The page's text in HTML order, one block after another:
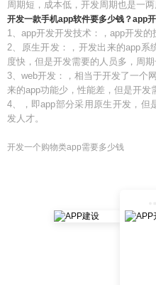
周期短，成本低，开发周期也是一两
开发一款手机app软件要多少钱？app
1、app开发开发技术：，app开发的
2、原生开发：，开发出来的app系
度快，但是开发需要的人员多，周期
3、web开发：，相当于开发了一个
来的app功能少，性能差，但是开发
4、，即app部分采用原生开发，但
发人才。
开发一个购物类app需要多少钱